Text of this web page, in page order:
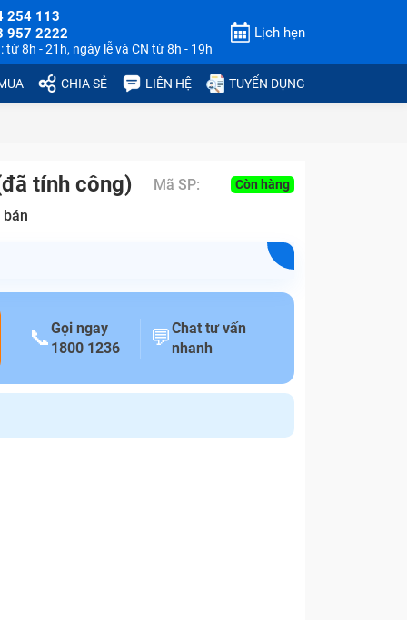
254 113
957 2222
từ 8h - 21h, ngày lễ và CN từ 8h - 19h
Lịch hẹn
CHIA SẺ LIÊN HỆ TUYỂN DỤNG
tính công) Mã SP: Còn hàng
📞Gọi ngay
1800 1236
💬Chat tư vấn
nhanh